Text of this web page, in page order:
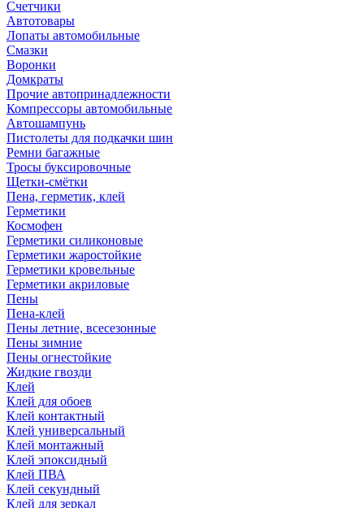
Счетчики
Автотовары
Лопаты автомобильные
Смазки
Воронки
Домкраты
Прочие автопринадлежности
Компрессоры автомобильные
Автошампунь
Пистолеты для подкачки шин
Ремни багажные
Тросы буксировочные
Щетки-смётки
Пена, герметик, клей
Герметики
Космофен
Герметики силиконовые
Герметики жаростойкие
Герметики кровельные
Герметики акриловые
Пены
Пена-клей
Пены летние, всесезонные
Пены зимние
Пены огнестойкие
Жидкие гвозди
Клей
Клей для обоев
Клей контактный
Клей универсальный
Клей монтажный
Клей эпоксидный
Клей ПВА
Клей секундный
Клей для зеркал